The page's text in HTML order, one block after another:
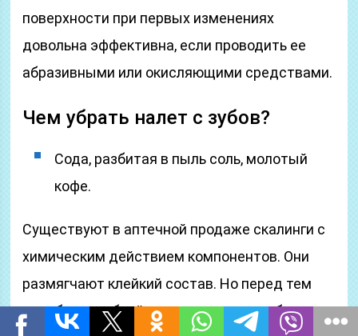
поверхности при первых изменениях
довольна эффективна, если проводить ее
абразивными или окисляющими средствами.
Чем убрать налет с зубов?
Сода, разбитая в пыль соль, молотый
кофе.
Существуют в аптечной продаже скалинги с
химическим действием компонентов. Они
размягчают клейкий состав. Но перед тем
как убрать зубной налет таким способом